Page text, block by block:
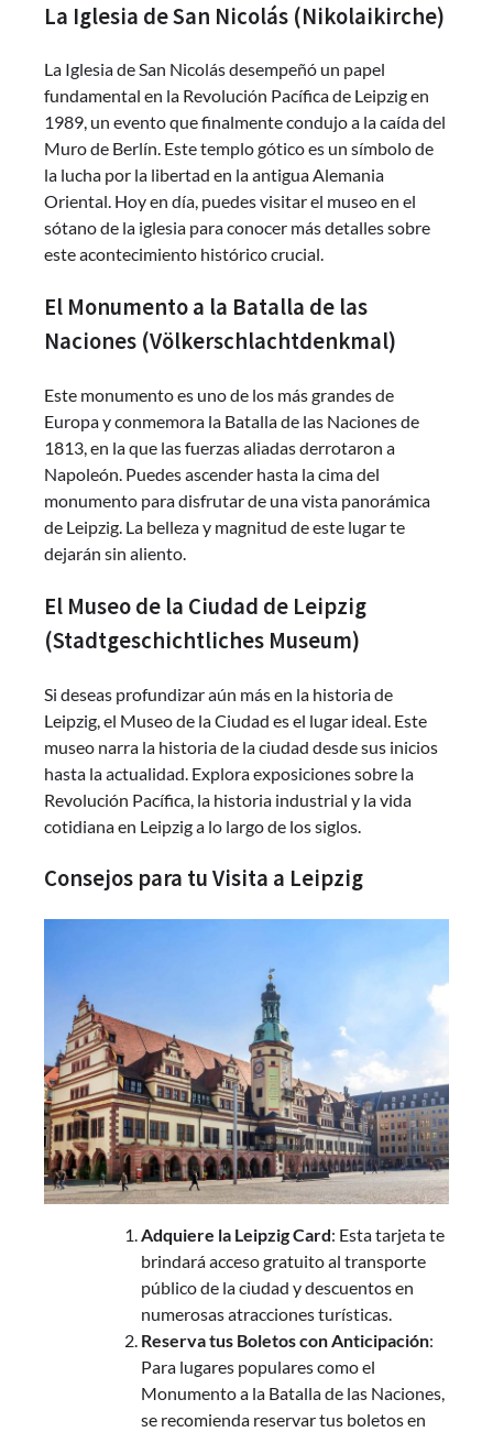
La Iglesia de San Nicolás (Nikolaikirche)
La Iglesia de San Nicolás desempeñó un papel
fundamental en la Revolución Pacífica de Leipzig en
1989, un evento que finalmente condujo a la caída del
Muro de Berlín. Este templo gótico es un símbolo de
la lucha por la libertad en la antigua Alemania
Oriental. Hoy en día, puedes visitar el museo en el
sótano de la iglesia para conocer más detalles sobre
este acontecimiento histórico crucial.
El Monumento a la Batalla de las
Naciones (Völkerschlachtdenkmal)
Este monumento es uno de los más grandes de
Europa y conmemora la Batalla de las Naciones de
1813, en la que las fuerzas aliadas derrotaron a
Napoleón. Puedes ascender hasta la cima del
monumento para disfrutar de una vista panorámica
de Leipzig. La belleza y magnitud de este lugar te
dejarán sin aliento.
El Museo de la Ciudad de Leipzig
(Stadtgeschichtliches Museum)
Si deseas profundizar aún más en la historia de
Leipzig, el Museo de la Ciudad es el lugar ideal. Este
museo narra la historia de la ciudad desde sus inicios
hasta la actualidad. Explora exposiciones sobre la
Revolución Pacífica, la historia industrial y la vida
cotidiana en Leipzig a lo largo de los siglos.
Consejos para tu Visita a Leipzig
Adquiere la Leipzig Card: Esta tarjeta te
brindará acceso gratuito al transporte
público de la ciudad y descuentos en
numerosas atracciones turísticas.
Reserva tus Boletos con Anticipación:
Para lugares populares como el
Monumento a la Batalla de las Naciones,
se recomienda reservar tus boletos en